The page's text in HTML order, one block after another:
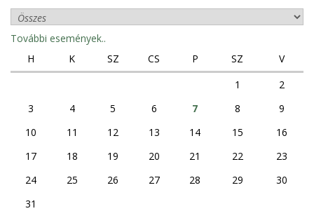
s
További események..
H
K SZ CS P SZ
V
1
2
3
4 5 6 7 8
9
10
11 12 13 14 15
16
17
18 19 20 21 22
23
24
25 26 27 28 29
30
31